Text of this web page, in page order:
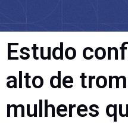
Estudo
alto de
mulheres